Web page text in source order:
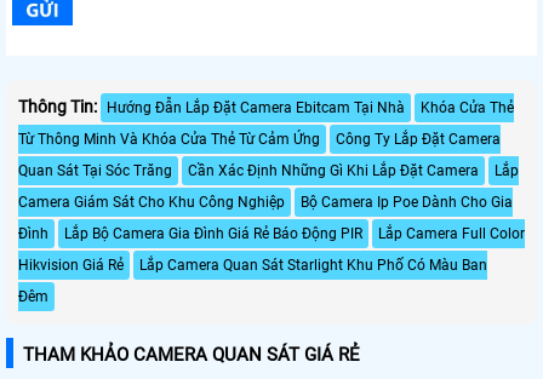
Thông Tin: Hướng Đẫn Lắp Đặt Camera Ebitcam Tại Nhà
Khóa Cửa Thẻ
Từ Thông Minh Và Khóa Cửa Thẻ Từ Cảm Ứng
Công Ty Lắp Đặt Camera
Quan Sát Tại Sóc Trăng
Cần Xác Định Những Gì Khi Lắp Đặt Camera
Lắp
Camera Giám Sát Cho Khu Công Nghiệp
Bộ Camera Ip Poe Dành Cho Gia
Đình
Lắp Bộ Camera Gia Đình Giá Rẻ Báo Động PIR
Lắp Camera Full Color
Hikvision Giá Rẻ
Lắp Camera Quan Sát Starlight Khu Phố Có Màu Ban
Đêm
THAM KHẢO CAMERA QUAN SÁT GIÁ RẺ